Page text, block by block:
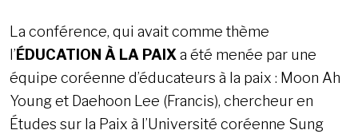
La conférence, qui avait comme thème
l’ÉDUCATION À LA PAIX a été menée par une
équipe coréenne d’éducateurs à la paix : Moon Ah
Young et Daehoon Lee (Francis), chercheur en
Études sur la Paix à l’Université coréenne Sung